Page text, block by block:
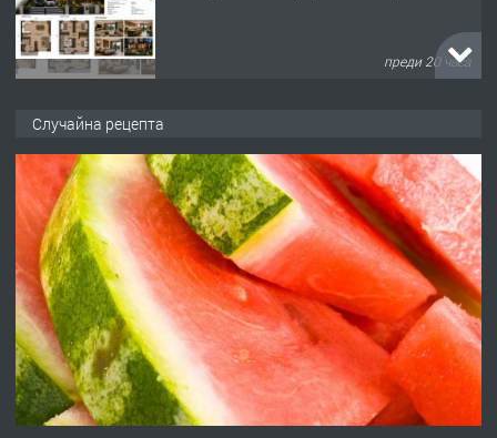
преди 20 часа
537 426
преди 20 часа
ПРЕДЛАГА
Давам обзаведено жилище за жена
без брокери 0889 537 426
преди 20 часа
ПРЕДЛАГА Под НАЕМ двустаен Орфей
Случайна рецепта